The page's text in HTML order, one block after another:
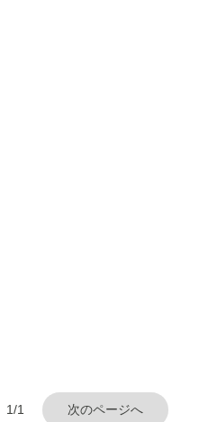
1/1 次のページへ